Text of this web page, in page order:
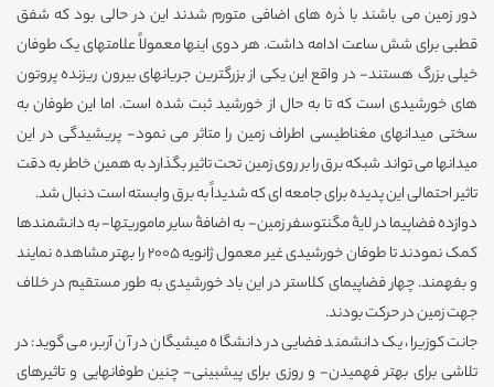
دور زمین می باشند با ذره های اضافی متورم شدند این در حالی بود که شفق
قطبی برای شش ساعت ادامه داشت. هر دوی اینها معمولاً علامتهای یک طوفان
خیلی بزرگ هستند- در واقع این یکی از بزرگترین جریانهای بیرون ریزنده پروتون
های خورشیدی است که تا به حال از خورشید ثبت شده است. اما این طوفان به
سختی میدانهای مغناطیسی اطراف زمین را متاثر می نمود- پریشیدگی در این
میدانها می تواند شبکه برق را بر روی زمین تحت تاثیر بگذارد به همین خاطر به دقت
تاثیر احتمالی این پدیده برای جامعه ای که شدیداً به برق وابسته است دنبال شد.
دوازده فضاپیما در لایۀ مگنتوسفر زمین- به اضافۀ سایر ماموریتها- به دانشمندها
کمک نمودند تا طوفان خورشیدی غیر معمول ژانویه 2005 را بهتر مشاهده نمایند
و بفهمند. چهار فضاپیمای کلاستر در این باد خورشیدی به طور مستقیم در خلاف
جهت زمین در حرکت بودند.
جانت کوزیرا، یک دانشمند فضایی در دانشگاه میشیگان در آن آربر، می گوید: در
تلاشی برای بهتر فهمیدن- و روزی برای پیشبینی- چنین طوفانهایی و تاثیرهای